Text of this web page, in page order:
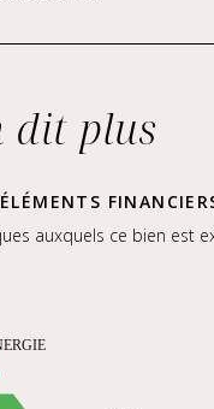
dit plus
auxquels ce bien est